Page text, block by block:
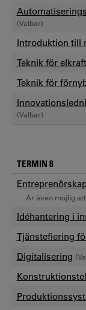
(Valbar)
Introduktion till
Teknik för
Teknik för
(Valbar)
TERMIN 8
Är även möjlig
Idéhantering i
Tjänstefiering
Digitalisering